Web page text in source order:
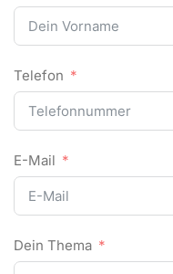
Telefon
E-Mail
Dein Thema